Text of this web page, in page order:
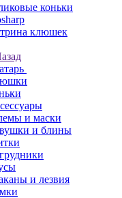
коньки
клюшек
и маски
и блины
и лезвия